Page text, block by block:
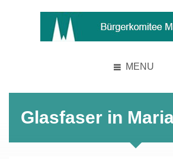
MENU
Glasfaser in